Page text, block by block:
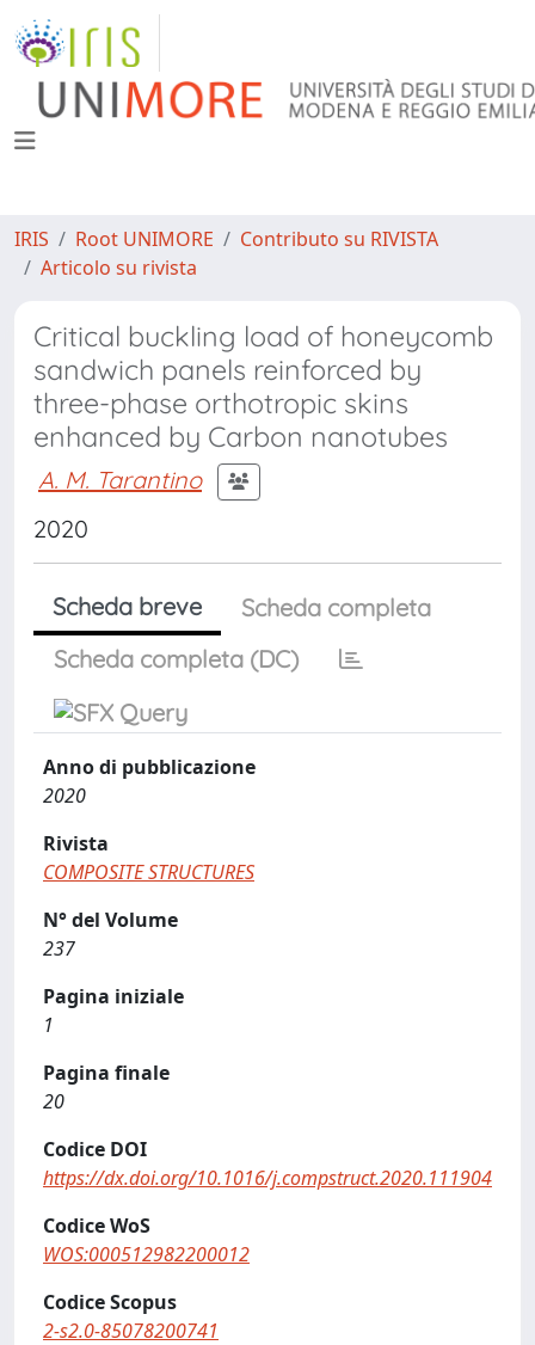
IRIS Root UNIMORE
Contributo su RIVISTA
Articolo su rivista
Critical buckling load of honeycomb
sandwich panels reinforced by
three-phase orthotropic skins
enhanced by Carbon nanotubes
A. M. Tarantino
2020
Scheda breve
Scheda completa
Scheda completa (DC)
Anno di pubblicazione
2020
Rivista
COMPOSITE STRUCTURES
N° del Volume
237
Pagina iniziale
1
Pagina finale
20
Codice DOI
https://dx.doi.org/10.1016/j.compstruct.2020.111904
Codice WoS
WOS:000512982200012
Codice Scopus
2-s2.0-85078200741